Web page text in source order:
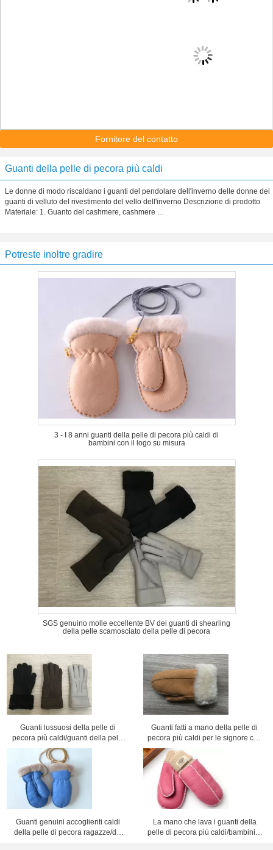
Fornitore del contatto
Guanti della pelle di pecora più caldi
Le donne di modo riscaldano i guanti del pendolare dell'inverno delle donne dei
guanti di velluto del rivestimento del vello dell'inverno Descrizione di prodotto
Materiale: 1. Guanto del cashmere, cashmere ...
Potreste inoltre gradire
3 - I 8 anni guanti della pelle di pecora più caldi di
bambini con il logo su misura
SGS genuino molle eccellente BV dei guanti di shearling
della pelle scamosciato della pelle di pecora
Guanti lussuosi della pelle di
pecora più caldi/guanti della pelle
di pecora donne di cuoio del nero
Guanti fatti a mano della pelle di
pecora più caldi per le signore con
le dimensioni 5 - 6cm del polsino
Guanti genuini accoglienti caldi
della pelle di pecora ragazze/dei
La mano che lava i guanti della
pelle di pecora più caldi/bambini a